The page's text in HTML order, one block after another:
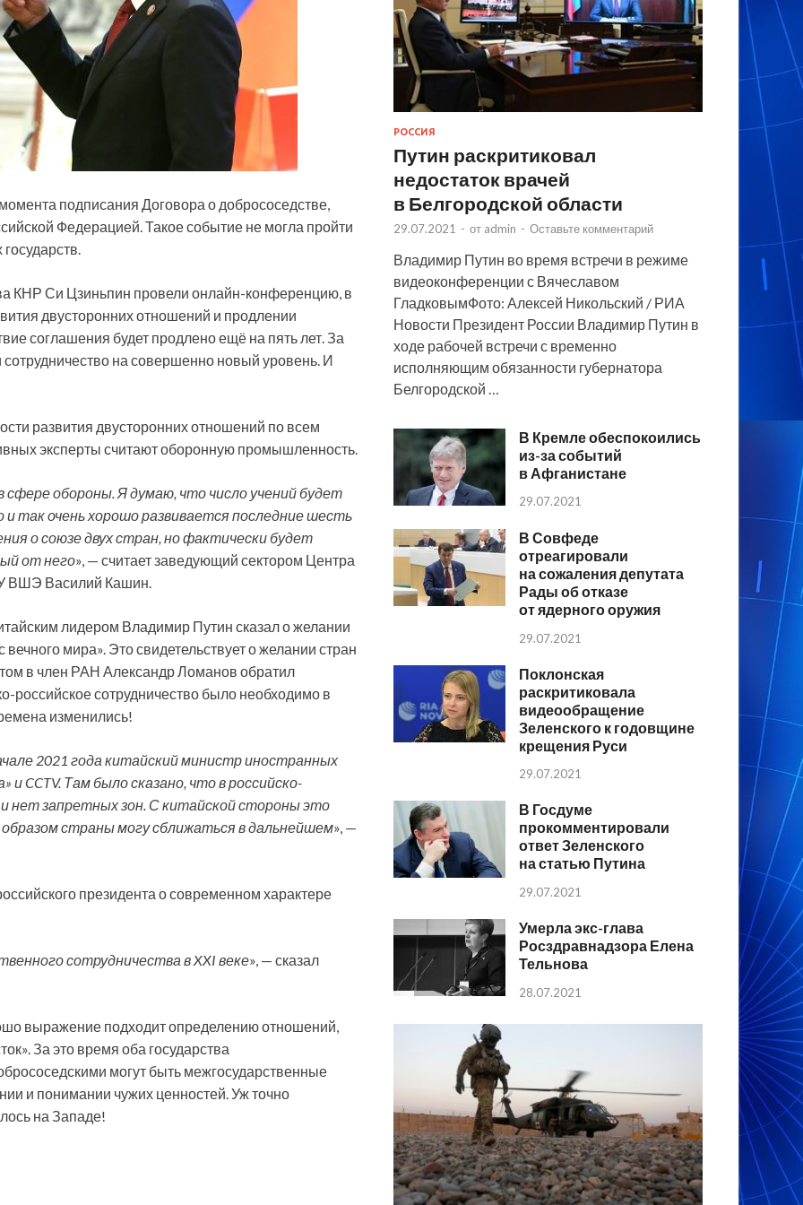
подписания Договора о добрососедстве,
Федерацией. Такое событие не могла пройти
КНР Си Цзиньпин провели онлайн-конференцию, в
двусторонних отношений и продлении
соглашения будет продлено ещё на пять лет. За
на совершенно новый уровень. И
развития двусторонних отношений по всем
эксперты считают оборонную промышленность.
обороны. Я думаю, что число учений будет
так очень хорошо развивается последние шесть
о союзе двух стран, но фактически будет
от него», — считает заведующий сектором Центра
ВШЭ Василий Кашин.
лидером Владимир Путин сказал о желании
мира». Это свидетельствует о желании стран
в член РАН Александр Ломанов обратил
российское сотрудничество было необходимо в
изменились!
2021 года китайский министр иностранных
иCCTV. Там было сказано, что в российско-
нет запретных зон. С китайской стороны это
страны могу сближаться в дальнейшем», —
президента о современном характере
сотрудничества вXXI веке», — сказал
выражение подходит определению отношений,
За это время оба государства
могут быть межгосударственные
и понимании чужих ценностей. Уж точно
на Западе!
РОССИЯ
Путин раскритиковал
недостаток врачей
в Белгородской области
29.07.2021 - от admin - Оставьте комментарий
Владимир Путин во время встречи в режиме
видеоконференции с Вячеславом
ГладковымФото: Алексей Никольский / РИА
Новости Президент России Владимир Путин в
ходе рабочей встречи с временно
исполняющим обязанности губернатора
Белгородской …
В Кремле обеспокоились
из-за событий
в Афганистане
29.07.2021
В Совфеде
отреагировали
на сожаления депутата
Рады об отказе
от ядерного оружия
29.07.2021
Поклонская
раскритиковала
видеообращение
Зеленского к годовщине
крещения Руси
29.07.2021
В Госдуме
прокомментировали
ответ Зеленского
на статью Путина
29.07.2021
Умерла экс-глава
Росздравнадзора Елена
Тельнова
28.07.2021